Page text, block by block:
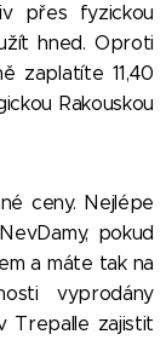
přes fyzickou
hned. Oproti
zaplatíte 11,40
Rakouskou
ceny. Nejlépe
pokud
a máte tak na
vyprodány
Trepalle zajistit